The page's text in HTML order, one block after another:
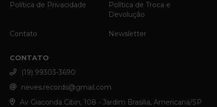
Política de Privacidade
Política de Troca e
Devolução
Contato Newsletter
CONTATO
(19) 99303-3690
neves.records@gmail.com
Av Giaconda Cibin, 108 - Jardim Brasilia, Americana/SP